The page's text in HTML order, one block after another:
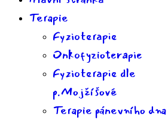
Terapie
Fyzioterapie
Onkofyzioterapie
Fyzioterapie dle
p.Mojžíšové
Terapie pánevního dna